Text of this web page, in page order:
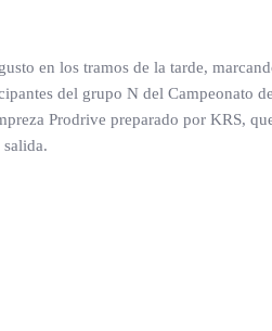
en los tramos de la tarde,
del grupo N del Campeonato
Prodrive preparado por KRS,